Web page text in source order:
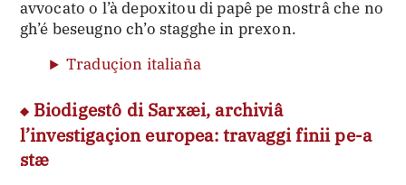
avvocato o l’à depoxitou di papê pe mostrâ che no
gh’é beseugno ch’o stagghe in prexon.
Traduçion italiaña
Biodigestô di Sarxæi, archiviâ
l’investigaçion europea: travaggi finii pe-a
stæ